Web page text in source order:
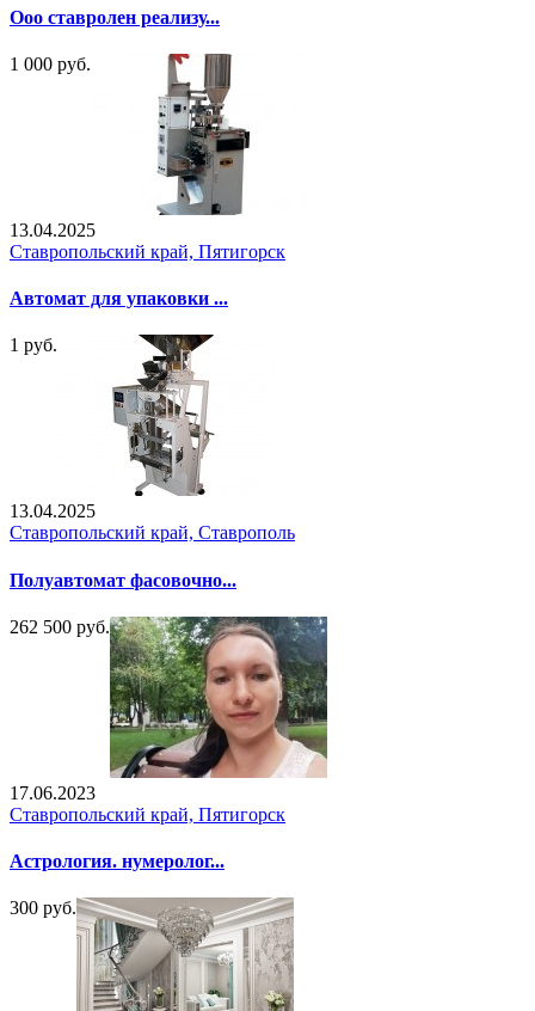
Ооо ставролен реализу...
1 000 руб.
13.04.2025
Ставропольский край, Пятигорск
Автомат для упаковки ...
1 руб.
13.04.2025
Ставропольский край, Ставрополь
Полуавтомат фасовочно...
262 500 руб.
17.06.2023
Ставропольский край, Пятигорск
Астрология. нумеролог...
300 руб.